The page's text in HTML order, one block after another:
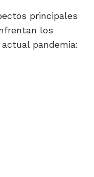
principales
los
pandemia: